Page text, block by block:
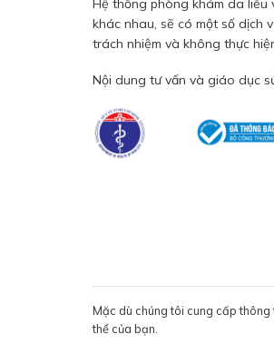
khác nhau, sẽ có một số dịch
trách nhiệm và không thực
Nội dung tư vấn và giáo dục
Mặc dù chúng tôi cung cấp
thể của bạn.